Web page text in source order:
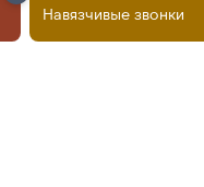
Навязчивые звонки